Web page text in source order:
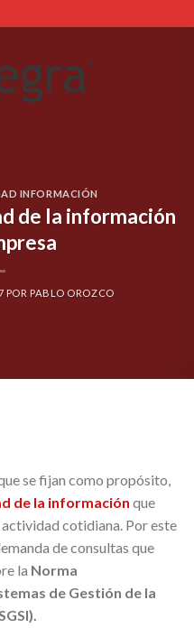
INFORMACIÓN
de la información
POR PABLO OROZCO
se fijan como propósito,
de la información que
cotidiana. Por este
de consultas que
la Norma
de Gestión de la
.